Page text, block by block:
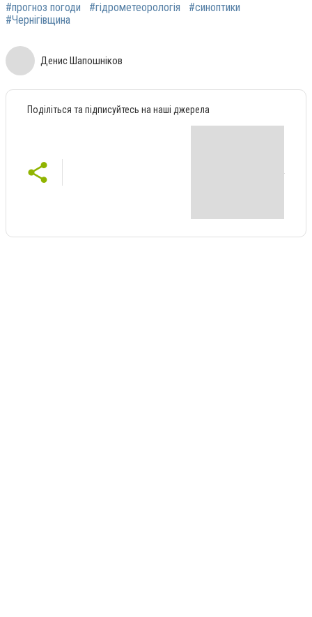
#прогноз погоди #гідрометеорологія
#синоптики
#Чернігівщина
Денис Шапошніков
Поділіться та підписуйтесь на наші джерела